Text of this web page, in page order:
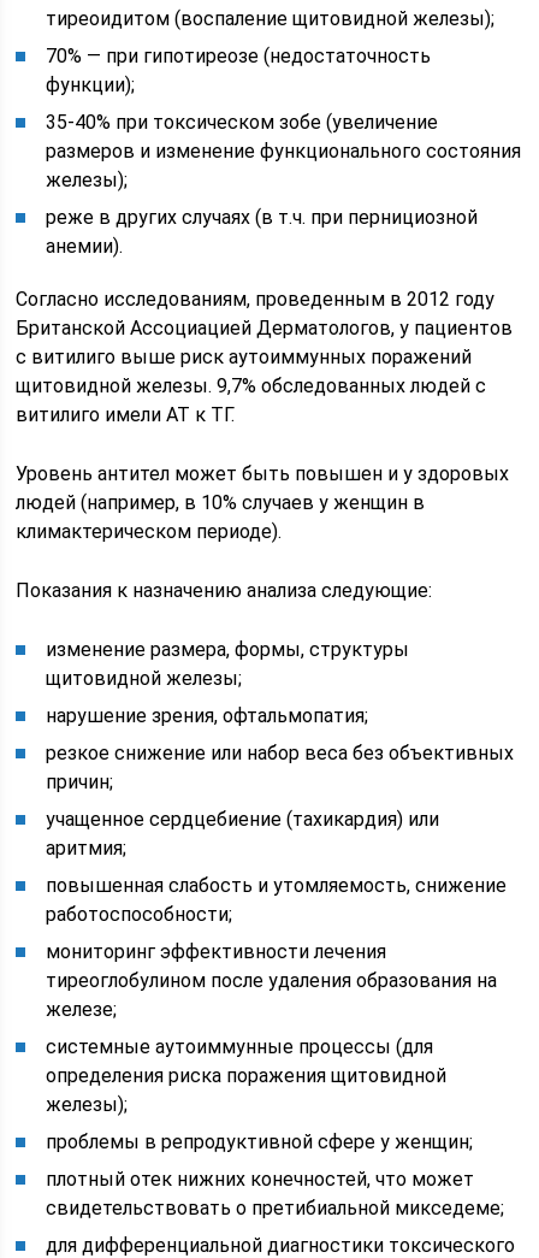
тиреоидитом (воспаление щитовидной железы);
70% — при гипотиреозе (недостаточность
функции);
35-40% при токсическом зобе (увеличение
размеров и изменение функционального состояния
железы);
реже в других случаях (в т.ч. при пернициозной
анемии).
Согласно исследованиям, проведенным в 2012 году
Британской Ассоциацией Дерматологов, у пациентов
с витилиго выше риск аутоиммунных поражений
щитовидной железы. 9,7% обследованных людей с
витилиго имели АТ к ТГ.
Уровень антител может быть повышен и у здоровых
людей (например, в 10% случаев у женщин в
климактерическом периоде).
Показания к назначению анализа следующие:
изменение размера, формы, структуры
щитовидной железы;
нарушение зрения, офтальмопатия;
резкое снижение или набор веса без объективных
причин;
учащенное сердцебиение (тахикардия) или
аритмия;
повышенная слабость и утомляемость, снижение
работоспособности;
мониторинг эффективности лечения
тиреоглобулином после удаления образования на
железе;
системные аутоиммунные процессы (для
определения риска поражения щитовидной
железы);
проблемы в репродуктивной сфере у женщин;
плотный отек нижних конечностей, что может
свидетельствовать о претибиальной микседеме;
для дифференциальной диагностики токсического